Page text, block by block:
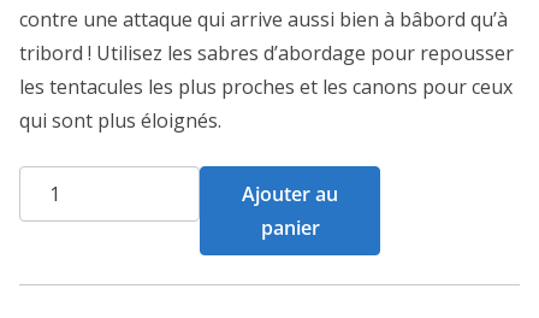
contre une attaque qui arrive aussi bien à bâbord qu’à
tribord ! Utilisez les sabres d’abordage pour repousser
les tentacules les plus proches et les canons pour ceux
qui sont plus éloignés.
quantité
de
Attack
Ajouter au
panier